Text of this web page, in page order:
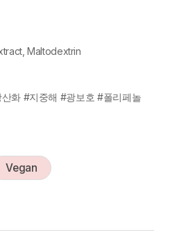
Maltodextrin
화 #지중해 #광보호 #폴리페놀
Vegan